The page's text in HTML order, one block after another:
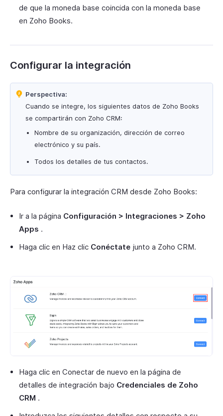
de que la moneda base coincida con la moneda base
en Zoho Books.
Configurar la integración
Perspectiva:
Cuando se integre, los siguientes datos de Zoho Books
se compartirán con Zoho CRM:
Nombre de su organización, dirección de correo
electrónico y su país.
Todos los detalles de tus contactos.
Para configurar la integración CRM desde Zoho Books:
Ir a la página Configuración > Integraciones > Zoho
Apps .
Haga clic en Haz clic Conéctate junto a Zoho CRM.
Haga clic en Conectar de nuevo en la página de
detalles de integración bajo Credenciales de Zoho
CRM .